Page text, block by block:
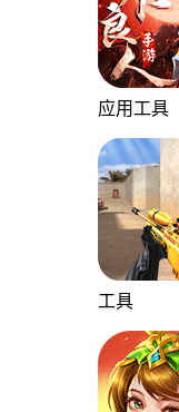
应用工具
工具